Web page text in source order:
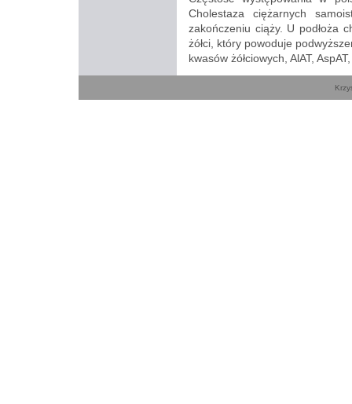
Cholestaza ciężarnych
zakończeniu ciąży. U podłoża
żółci, który powoduje
kwasów żółciowych, AlAT,